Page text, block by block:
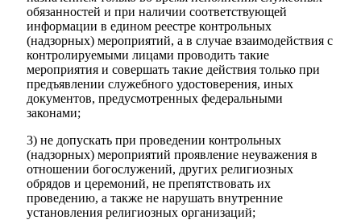
обязанностей и при наличии соответствующей
информации в едином реестре контрольных
(надзорных) мероприятий, а в случае взаимодействия с
контролируемыми лицами проводить такие
мероприятия и совершать такие действия только при
предъявлении служебного удостоверения, иных
документов, предусмотренных федеральными
законами;
3) не допускать при проведении контрольных
(надзорных) мероприятий проявление неуважения в
отношении богослужений, других религиозных
обрядов и церемоний, не препятствовать их
проведению, а также не нарушать внутренние
установления религиозных организаций;
Экономика